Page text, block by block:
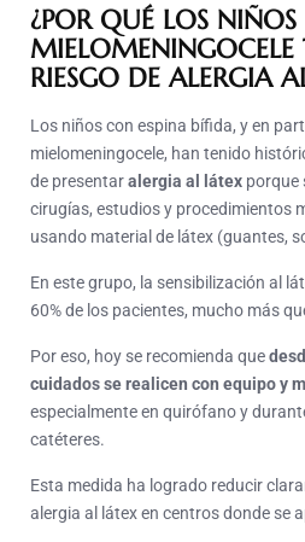
¿POR QUÉ LOS
MIELOMENINGOCELE
RIESGO DE ALERGIA
Los niños con espina bífida, y en
mielomeningocele, han tenido
de presentaralergia al látex porque
cirugías, estudios y procedimientos
usando material de látex (guantes,
En este grupo, la sensibilización al
60% de los pacientes, mucho más
Por eso, hoy se recomienda que
cuidados se realicen con equipo y
especialmente en quirófano y
catéteres.
Esta medida ha logrado reducir
alergia al látex en centros donde se